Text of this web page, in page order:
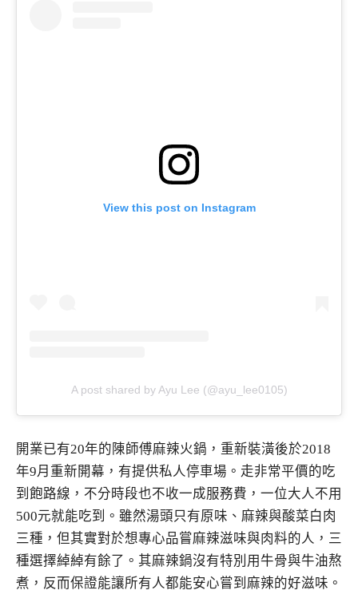
View this post on Instagram
A post shared by Ayu Lee (@ayu_lee0105)
開業已有20年的陳師傅麻辣火鍋，重新裝潢後於2018
年9月重新開幕，有提供私人停車場。走非常平價的吃
到飽路線，不分時段也不收一成服務費，一位大人不用
500元就能吃到。雖然湯頭只有原味、麻辣與酸菜白肉
三種，但其實對於想專心品嘗麻辣滋味與肉料的人，三
種選擇綽綽有餘了。其麻辣鍋沒有特別用牛骨與牛油熬
煮，反而保證能讓所有人都能安心嘗到麻辣的好滋味。